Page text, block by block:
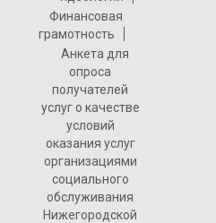
Финансовая
грамотность
Анкета для
опроса
получателей
услуг о качестве
условий
оказания услуг
организациями
социального
обслуживания
Нижегородской